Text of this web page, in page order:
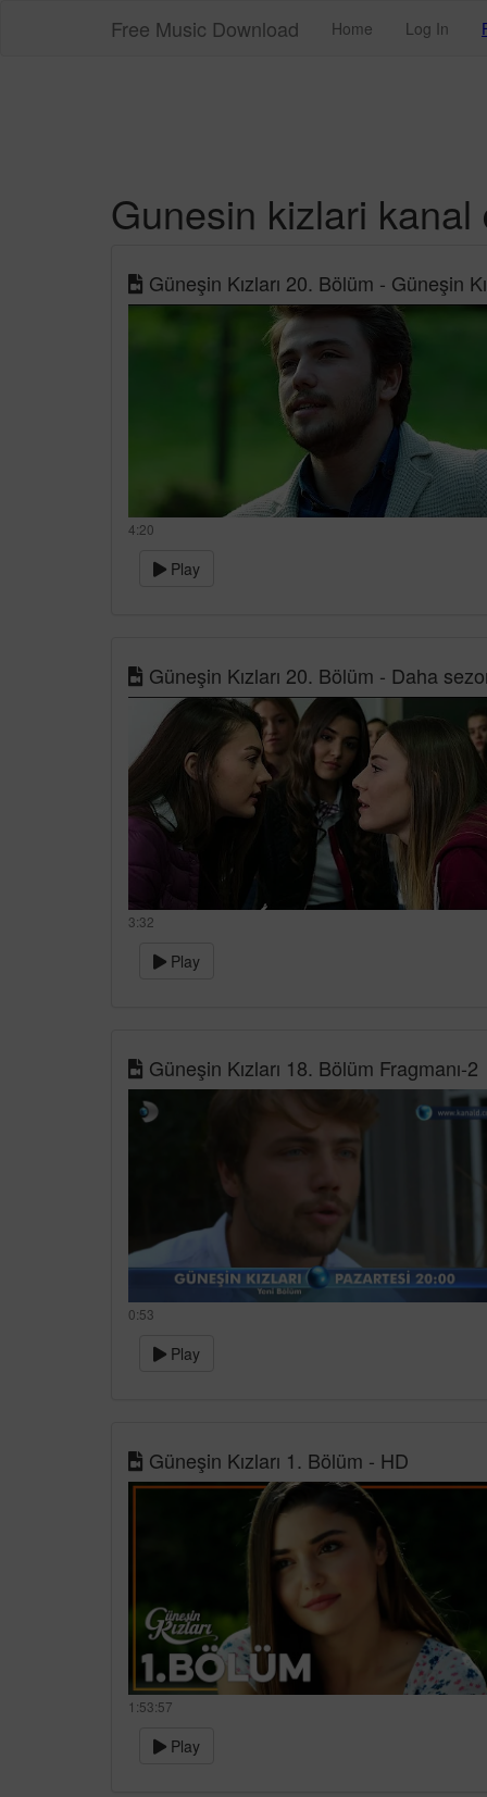
Free Music Download Home Log In
Gunesin kizlari kanal
Güneşin Kızları 20. Bölüm - Güneşin
4:20
Play
Güneşin Kızları 20. Bölüm - Daha
3:32
Play
Güneşin Kızları 18. Bölüm Fragmanı-2
0:53
Play
Güneşin Kızları 1. Bölüm - HD
1:53:57
Play